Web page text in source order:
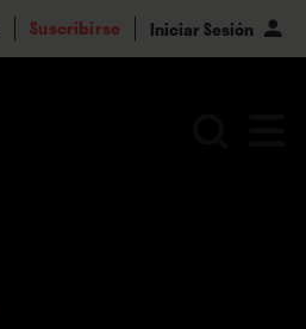
Suscribirse Iniciar Sesión